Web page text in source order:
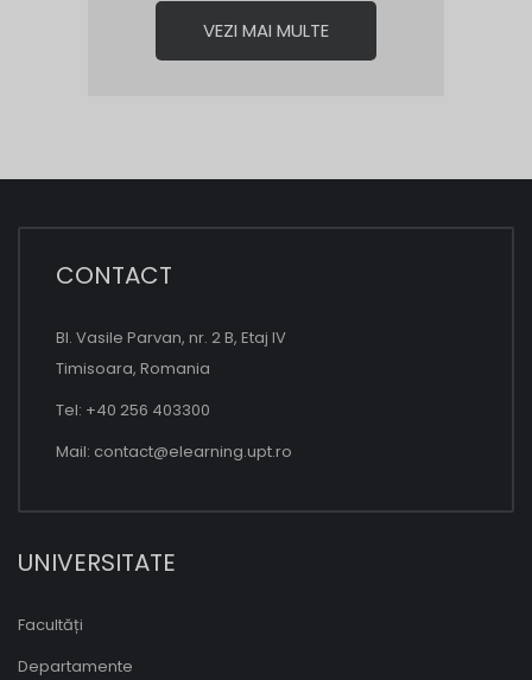
VEZI MAI MULTE
CONTACT
Bl. Vasile Parvan, nr. 2 B, Etaj IV
Timisoara, Romania
Tel: +40 256 403300
Mail: contact@elearning.upt.ro
UNIVERSITATE
Facultăți
Departamente